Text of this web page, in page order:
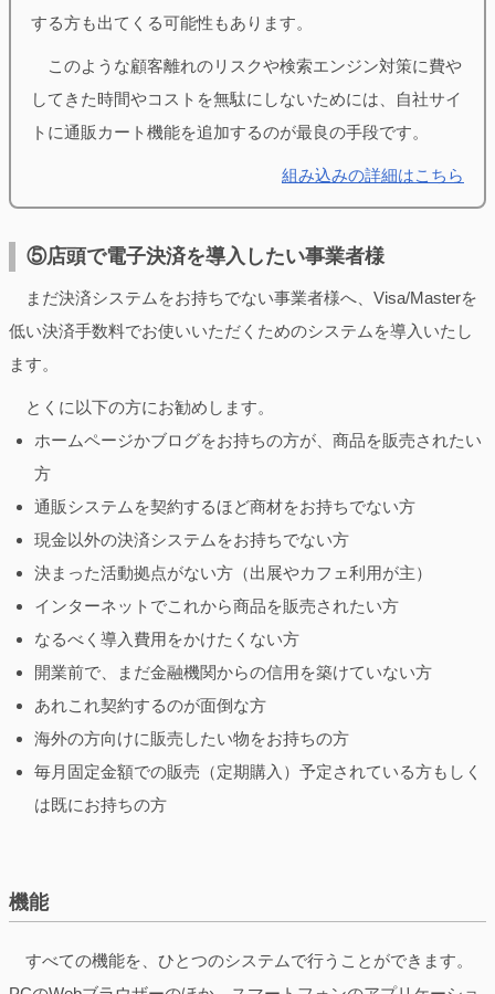
する方も出てくる可能性もあります。
このような顧客離れのリスクや検索エンジン対策に費や
してきた時間やコストを無駄にしないためには、自社サイ
トに通販カート機能を追加するのが最良の手段です。
組み込みの詳細はこちら
⑤店頭で電子決済を導入したい事業者様
まだ決済システムをお持ちでない事業者様へ、Visa/Masterを
低い決済手数料でお使いいただくためのシステムを導入いたし
ます。
とくに以下の方にお勧めします。
ホームページかブログをお持ちの方が、商品を販売されたい
方
通販システムを契約するほど商材をお持ちでない方
現金以外の決済システムをお持ちでない方
決まった活動拠点がない方（出展やカフェ利用が主）
インターネットでこれから商品を販売されたい方
なるべく導入費用をかけたくない方
開業前で、まだ金融機関からの信用を築けていない方
あれこれ契約するのが面倒な方
海外の方向けに販売したい物をお持ちの方
毎月固定金額での販売（定期購入）予定されている方もしく
は既にお持ちの方
機能
すべての機能を、ひとつのシステムで行うことができます。